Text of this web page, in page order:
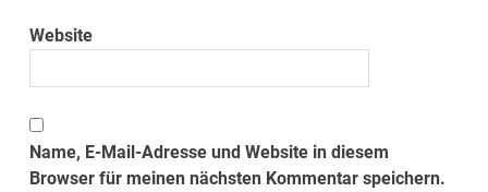
Website
Name, E-Mail-Adresse und Website in diesem
Browser für meinen nächsten Kommentar speichern.